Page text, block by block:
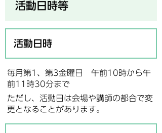
活動日時等
活動日時
毎月第1、第3金曜日 午前10時から午
前11時30分まで
ただし、活動日は会場や講師の都合で変
更となることがあります。